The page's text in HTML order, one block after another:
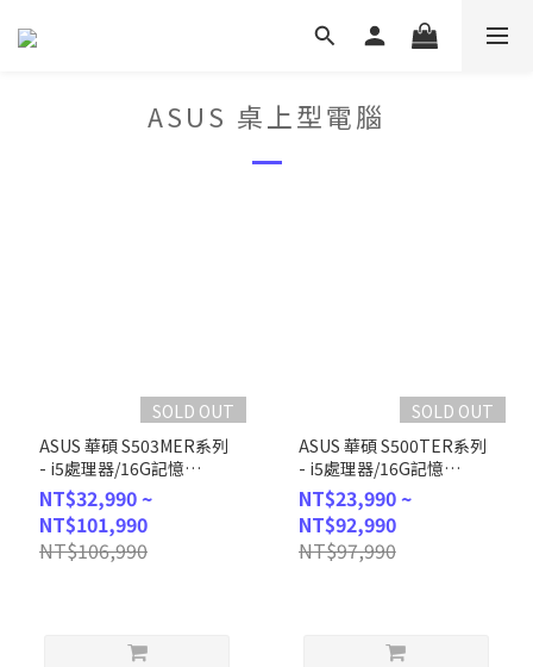
ASUS 桌上型電腦
SOLD OUT
ASUS 華碩 S503MER系列
- i5處理器/16G記憶
體/512G SSD/Win11P (H-
S503MER-514500005X)
NT$32,990 ~
NT$101,990
NT$106,990
SOLD OUT
ASUS 華碩 S500TER系列
- i5處理器/16G記憶
體/1TB SSD/Win11 (H-
S500TER-514500005W)
NT$23,990 ~
NT$92,990
NT$97,990